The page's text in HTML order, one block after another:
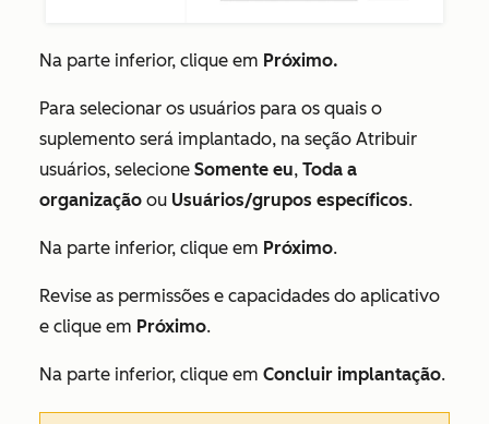
Na parte inferior, clique em Próximo.
Para selecionar os usuários para os quais o
suplemento será implantado, na seção Atribuir
usuários, selecione Somente eu, Toda a
organização ou Usuários/grupos específicos.
Na parte inferior, clique em Próximo.
Revise as permissões e capacidades do aplicativo
e clique em Próximo.
Na parte inferior, clique em Concluir implantação.